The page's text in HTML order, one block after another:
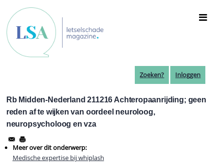
naar
de
inhoud
gaan
Zoeken? Inloggen
Rb Midden-Nederland 211216 Achteropaanrijding; geen
reden af te wijken van oordeel neuroloog,
neuropsycholoog en vza
Meer over dit onderwerp:
Medische expertise bij whiplash